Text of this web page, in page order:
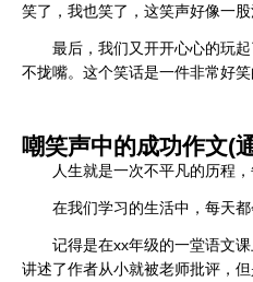
笑了，我也笑了，这笑声好像一
最后，我们又开开心心的玩
不拢嘴。这个笑话是一件非常好
嘲笑声中的成功作文(
人生就是一次不平凡的历程
在我们学习的生活中，每天
记得是在xx年级的一堂语文
讲述了作者从小就被老师批评，